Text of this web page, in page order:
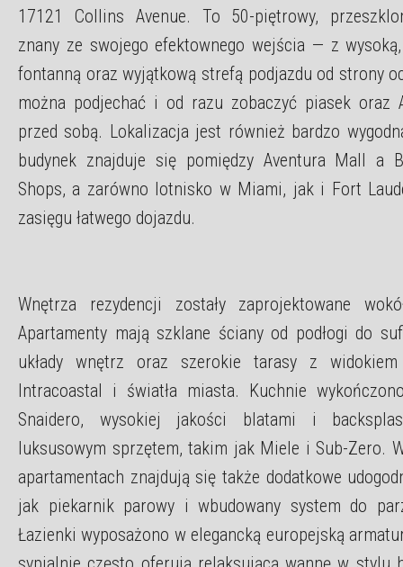
17121 Collins Avenue. To 50-piętrowy,
znany ze swojego efektownego wejścia — z
fontanną oraz wyjątkową strefą podjazdu od strony
można podjechać i od razu zobaczyć piasek oraz
przed sobą. Lokalizacja jest również bardzo
budynek znajduje się pomiędzy Aventura Mall a
Shops, a zarówno lotnisko w Miami, jak i Fort
zasięgu łatwego dojazdu.
Wnętrza rezydencji zostały zaprojektowane
Apartamenty mają szklane ściany od podłogi do
układy wnętrz oraz szerokie tarasy z
Intracoastal i światła miasta. Kuchnie
Snaidero, wysokiej jakości blatami i
luksusowym sprzętem, takim jak Miele i Sub-Zero.
apartamentach znajdują się także dodatkowe
jak piekarnik parowy i wbudowany system do
Łazienki wyposażono w elegancką europejską